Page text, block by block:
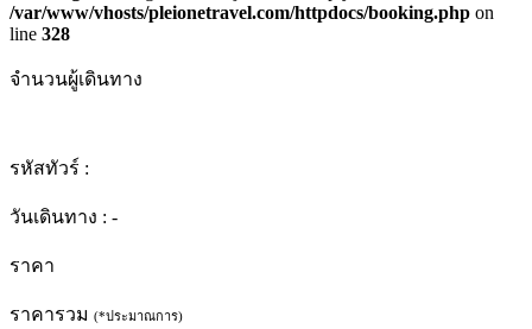
/var/www/vhosts/pleionetravel.com/httpdocs/booking.php on
line 328
จำนวนผู้เดินทาง
รหัสทัวร์ :
วันเดินทาง : -
ราคา
ราคารวม (*ประมาณการ)